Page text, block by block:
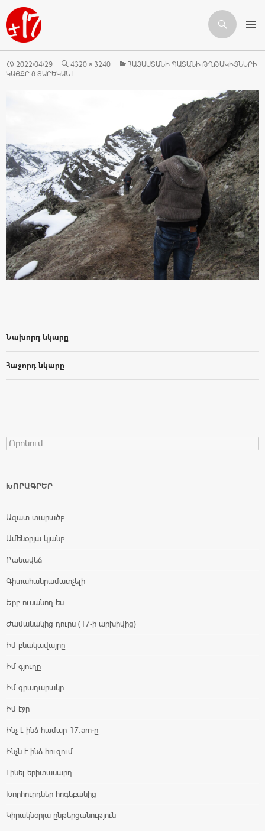
Որոնում
ԱՆՑՆԵԼ ԲՈՎԱՆԴԱԿՈՒԹՅԱՆԸ
2022/04/29 4320 × 3240
ՀԱՅԱՍՏԱՆԻ ՊԱՏԱՆԻ ԹՂԹԱԿԻՑՆԵՐԻ
ԿԱՅՔԸ 8 ՏԱՐԵԿԱՆ Է
Նախորդ նկարը
Հաջորդ նկարը
Search for:
ԽՈՐԱԳՐԵՐ
Ազատ տարածք
Ամենօրյա կյանք
Բանավեճ
Գիտահանրամատչելի
Երբ ուսանող ես
Ժամանակից դուրս (17-ի արխիվից)
Իմ բնակավայրը
Իմ գյուղը
Իմ գրադարակը
Իմ էջը
Ինչ է ինձ համար 17.am-ը
Ինչն է ինձ հուզում
Լինել երիտասարդ
Խորհուրդներ հոգեբանից
Կիրակնօրյա ընթերցանություն